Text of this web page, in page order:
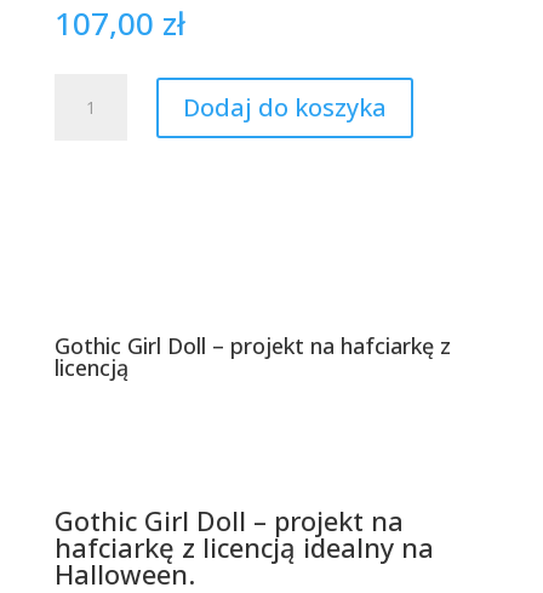
107,00 zł
Gothic
licencją
Dodaj do koszyka
Gothic Girl Doll – projekt na hafciarkę z
licencją
Gothic Girl Doll – projekt na
hafciarkę z licencją idealny na
Halloween.